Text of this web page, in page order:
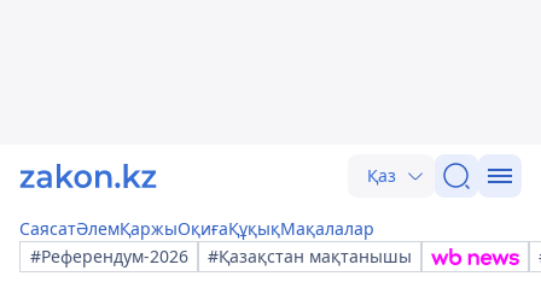
Қаз
СаясатӘлемҚаржыОқиғаҚұқықМақалалар
#Референдум-2026
#Қазақстан мақтанышы